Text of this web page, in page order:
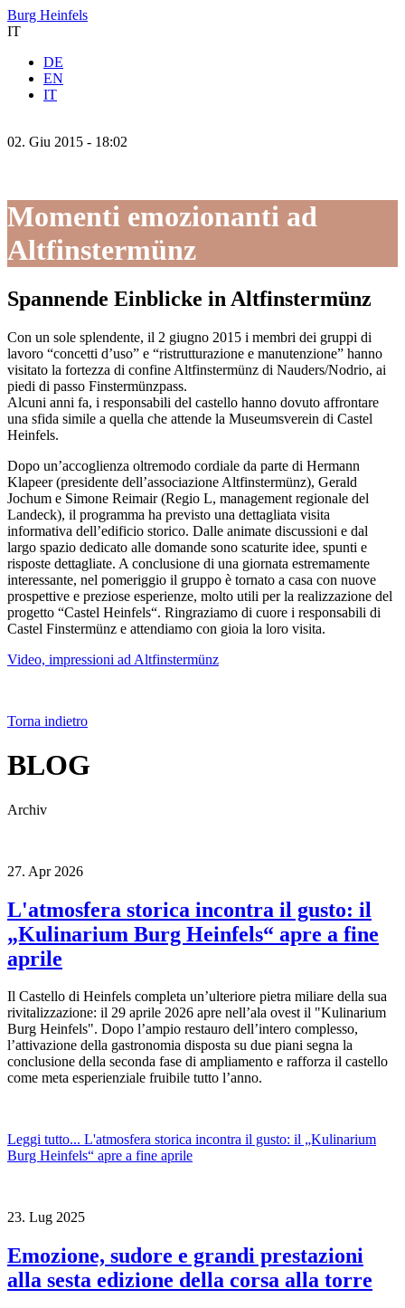
Burg Heinfels
IT
DE
EN
IT
02. Giu 2015 - 18:02
Momenti emozionanti ad
Altfinstermünz
Spannende Einblicke in Altfinstermünz
Con un sole splendente, il 2 giugno 2015 i membri dei gruppi di
lavoro “concetti d’uso” e “ristrutturazione e manutenzione” hanno
visitato la fortezza di confine Altfinstermünz di Nauders/Nodrio, ai
piedi di passo Finstermünzpass.
Alcuni anni fa, i responsabili del castello hanno dovuto affrontare
una sfida simile a quella che attende la Museumsverein di Castel
Heinfels.
Dopo un’accoglienza oltremodo cordiale da parte di Hermann
Klapeer (presidente dell’associazione Altfinstermünz), Gerald
Jochum e Simone Reimair (Regio L, management regionale del
Landeck), il programma ha previsto una dettagliata visita
informativa dell’edificio storico. Dalle animate discussioni e dal
largo spazio dedicato alle domande sono scaturite idee, spunti e
risposte dettagliate. A conclusione di una giornata estremamente
interessante, nel pomeriggio il gruppo è tornato a casa con nuove
prospettive e preziose esperienze, molto utili per la realizzazione del
progetto “Castel Heinfels“. Ringraziamo di cuore i responsabili di
Castel Finstermünz e attendiamo con gioia la loro visita.
Video, impressioni ad Altfinstermünz
Torna indietro
BLOG
Archiv
27. Apr 2026
L'atmosfera storica incontra il gusto: il
„Kulinarium Burg Heinfels“ apre a fine
aprile
Il Castello di Heinfels completa un’ulteriore pietra miliare della sua
rivitalizzazione: il 29 aprile 2026 apre nell’ala ovest il "Kulinarium
Burg Heinfels". Dopo l’ampio restauro dell’intero complesso,
l’attivazione della gastronomia disposta su due piani segna la
conclusione della seconda fase di ampliamento e rafforza il castello
come meta esperienziale fruibile tutto l’anno.
Leggi tutto... L'atmosfera storica incontra il gusto: il „Kulinarium
Burg Heinfels“ apre a fine aprile
23. Lug 2025
Emozione, sudore e grandi prestazioni
alla sesta edizione della corsa alla torre